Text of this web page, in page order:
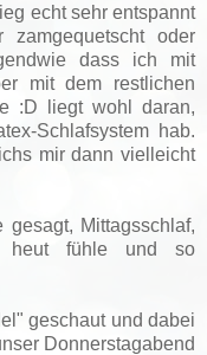
echt sehr entspannt
oder
dass ich mit
mit dem restlichen
:D liegt wohl daran,
Schlafsystem hab.
mir dann vielleicht
Mittagsschlaf,
fühle und so
geschaut und dabei
Donnerstagabend